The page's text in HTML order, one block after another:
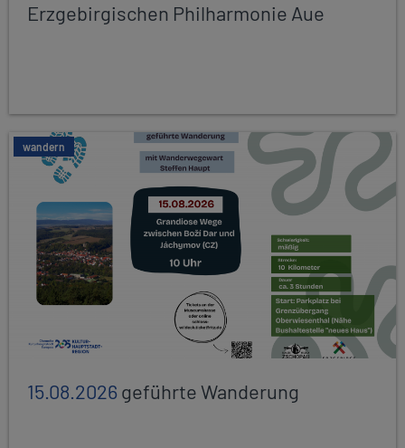
Erzgebirgischen Philharmonie Aue
wandern
15.08.2026geführte Wanderung